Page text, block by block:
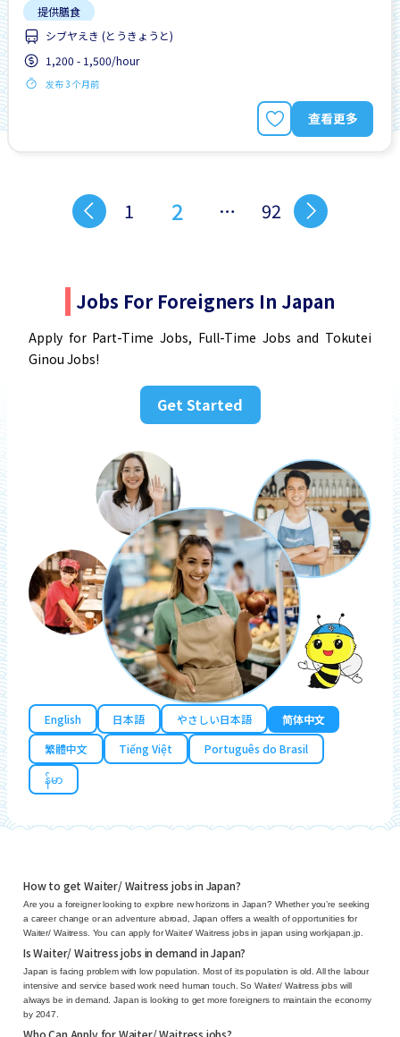
提供膳食
シブヤえき (とうきょうと)
1,200 - 1,500/hour
发布 3 个月前
查看更多
1 2 … 92
Jobs For Foreigners In Japan
Apply for Part-Time Jobs, Full-Time Jobs and Tokutei
Ginou Jobs!
Get Started
English 日本語 やさしい日本語
简体中文
繁體中文
Tiếng Việt
Português do Brasil
န်မာ
How to get Waiter/ Waitress jobs in Japan?
Are you a foreigner looking to explore new horizons in Japan? Whether you’re seeking
a career change or an adventure abroad, Japan offers a wealth of opportunities for
Waiter/ Waitress. You can apply for Waiter/ Waitress jobs in japan using workjapan.jp.
Is Waiter/ Waitress jobs in demand in Japan?
Japan is facing problem with low population. Most of its population is old. All the labour
intensive and service based work need human touch. So Waiter/ Waitress jobs will
always be in demand. Japan is looking to get more foreigners to maintain the economy
by 2047.
Who Can Apply for Waiter/ Waitress jobs?